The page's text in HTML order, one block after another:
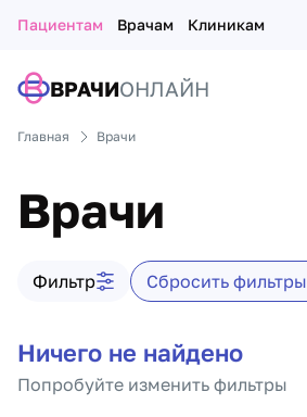
Пациентам Врачам Клиникам
ВРАЧИОНЛАЙН
Главная Врачи
Врачи
Фильтр врачей
Фильтр Сбросить фильтры
Список врачей
Ничего не найдено
Попробуйте изменить фильтры